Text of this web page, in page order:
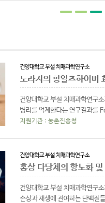
건양대학교 부설 치매과학연구소
도라지의 항알츠하이머
건양대학교 부설 치매과학연구
병리를 억제한다는 연구결과
지원기관 : 농촌진흥청
건양대학교 부설 치매과학연구소
홍삼 다당체의 항노화
건양대학교 부설 치매과학연구
손상과 재생에 관여하는 단백질